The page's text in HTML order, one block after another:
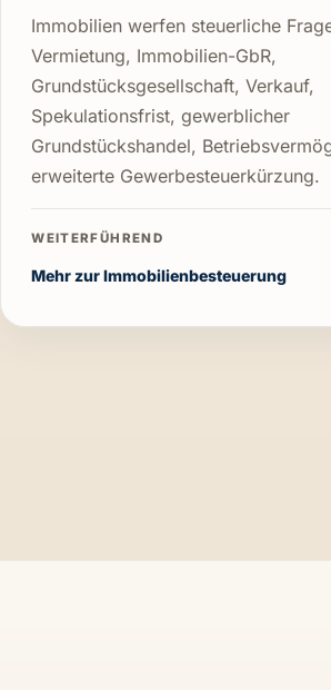
Immobilien werfen steuerliche
Vermietung, Immobilien-GbR,
Grundstücksgesellschaft, Verkauf,
Spekulationsfrist, gewerblicher
Grundstückshandel,
erweiterte Gewerbesteuerkürzung.
Mehr zur Immobilienbesteuerung